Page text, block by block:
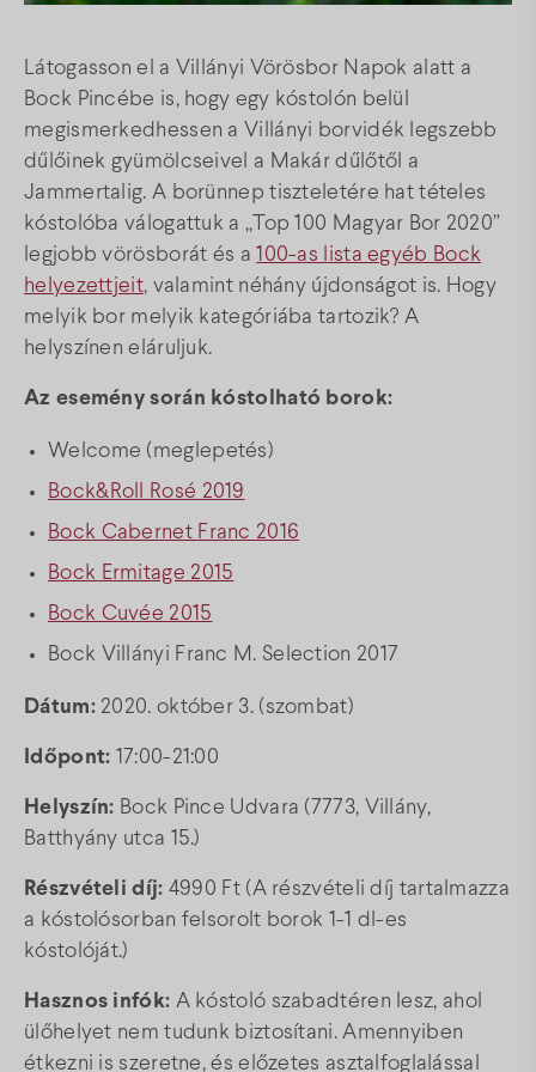
Látogasson el a Villányi Vörösbor Napok alatt a
Bock Pincébe is, hogy egy kóstolón belül
megismerkedhessen a Villányi borvidék legszebb
dűlőinek gyümölcseivel a Makár dűlőtől a
Jammertalig. A borünnep tiszteletére hat tételes
kóstolóba válogattuk a „Top 100 Magyar Bor 2020”
legjobb vörösborát és a100-as lista egyéb Bock
helyezettjeit, valamint néhány újdonságot is. Hogy
melyik bor melyik kategóriába tartozik? A
helyszínen eláruljuk.
Az esemény során kóstolható borok:
Welcome (meglepetés)
Bock&Roll Rosé 2019
Bock Cabernet Franc 2016
Bock Ermitage 2015
Bock Cuvée 2015
Bock Villányi Franc M. Selection 2017
Dátum: 2020. október 3. (szombat)
Időpont: 17:00-21:00
Helyszín: Bock Pince Udvara (7773, Villány,
Batthyány utca 15.)
Részvételi díj: 4990 Ft (A részvételi díj tartalmazza
a kóstolósorban felsorolt borok 1-1 dl-es
kóstolóját.)
Hasznos infók: A kóstoló szabadtéren lesz, ahol
ülőhelyet nem tudunk biztosítani. Amennyiben
étkezni is szeretne, és előzetes asztalfoglalással
Térkép
Gyakori kérdések
Facebook Instagram Youtube